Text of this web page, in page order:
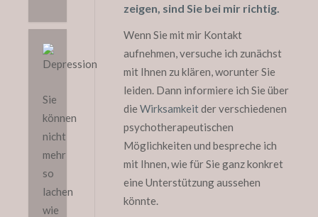
Sie
können
nicht
mehr
so
lachen
wie
zeigen, sind Sie bei mir richtig.
Wenn Sie mit mir Kontakt
aufnehmen, versuche ich zunächst
mit Ihnen zu klären, worunter Sie
leiden. Dann informiere ich Sie über
dieWirksamkeitder verschiedenen
psychotherapeutischen
Möglichkeiten und bespreche ich
mit Ihnen, wie für Sie ganz konkret
eine Unterstützung aussehen
könnte.